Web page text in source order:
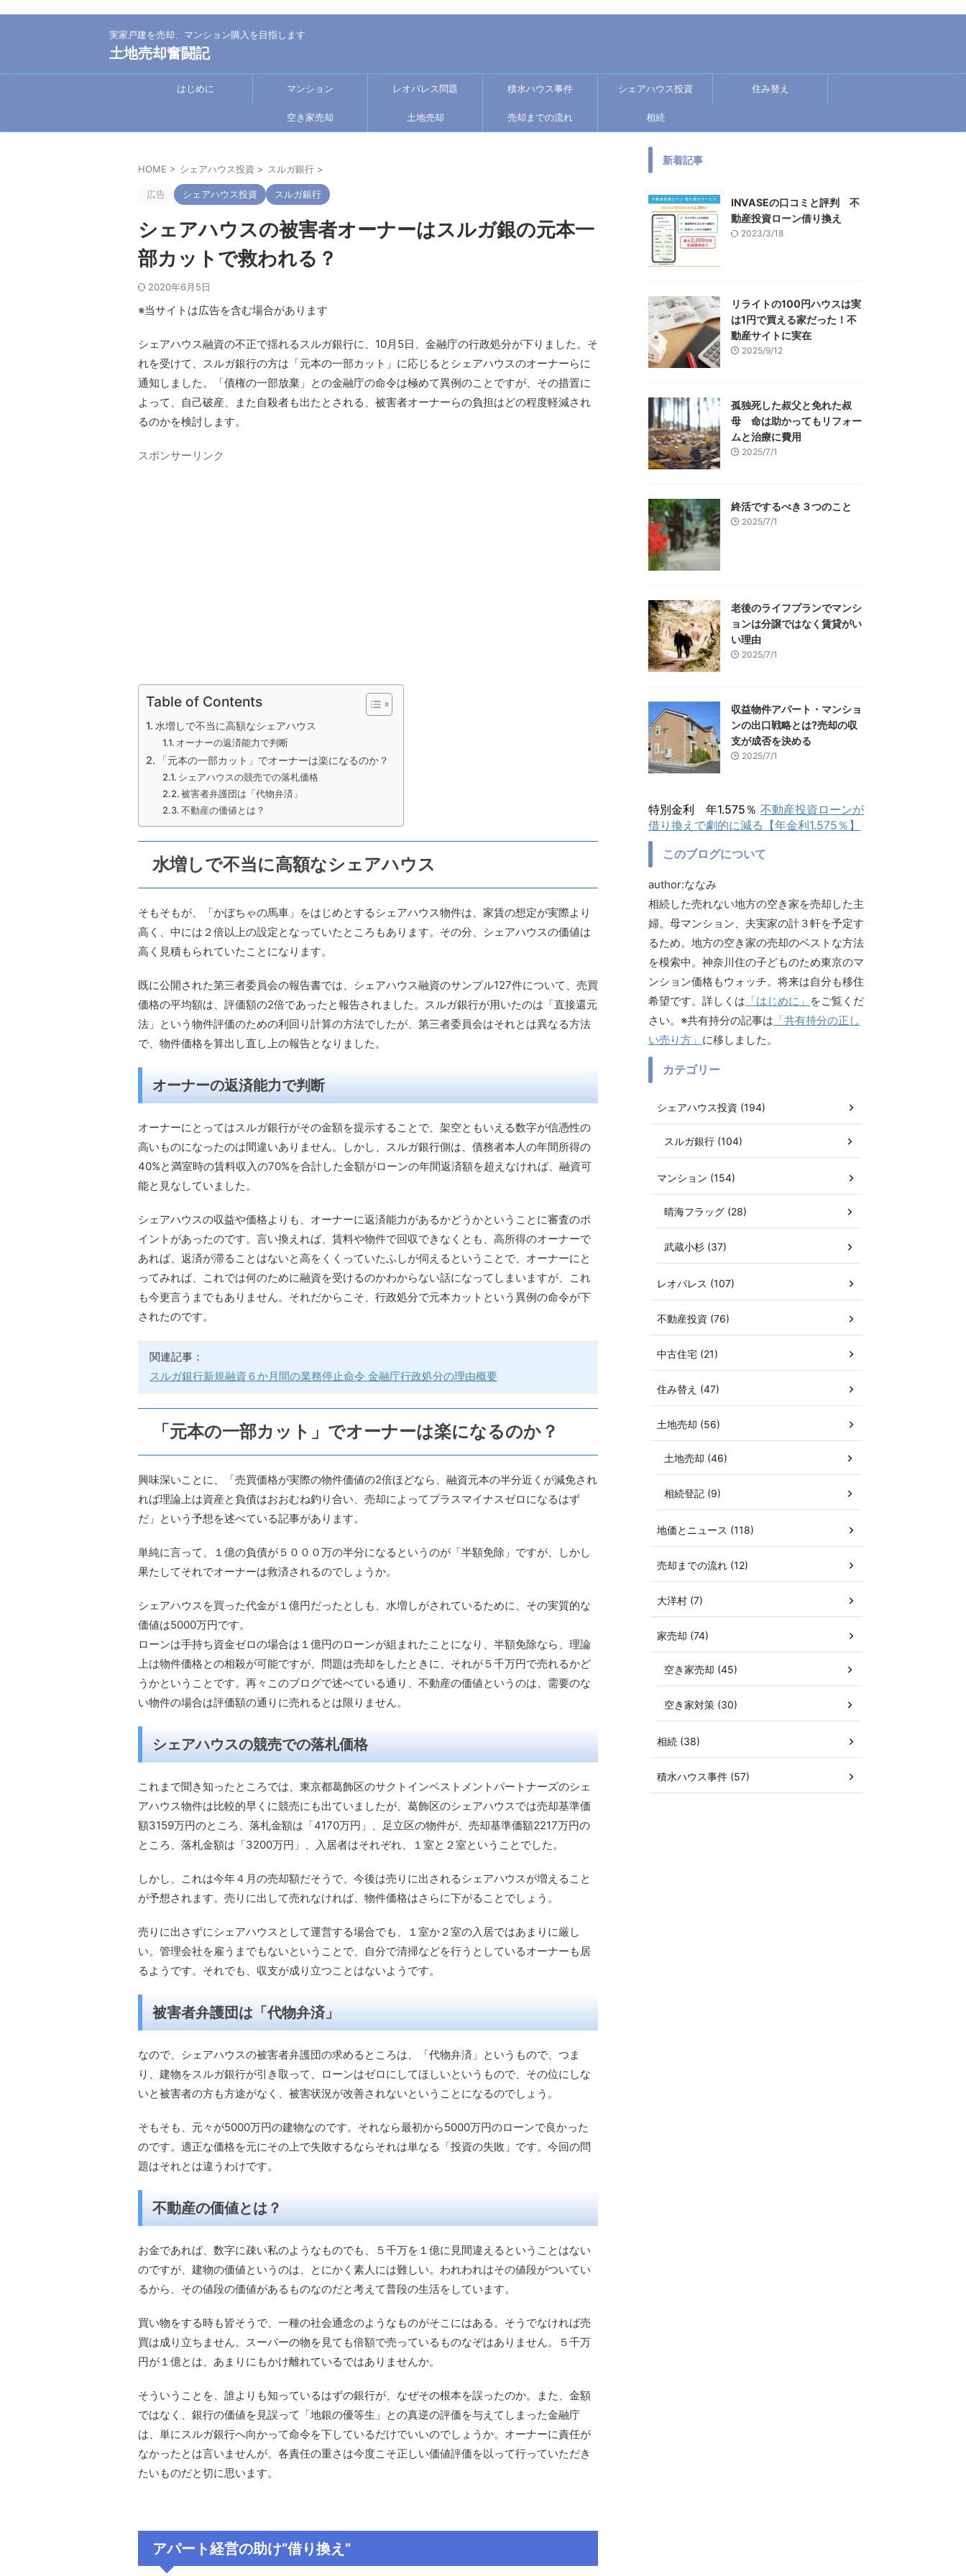
実家戸建を売却、マンション購入を目指します
土地売却奮闘記
はじめに マンション レオパレス問題 積水ハウス事件 シェアハウス投資 住み替え
空き家売却 土地売却 売却までの流れ 相続
HOME > シェアハウス投資 > スルガ銀行 >
広告 シェアハウス投資 スルガ銀行
シェアハウスの被害者オーナーはスルガ銀の元本一
部カットで救われる？
2020年6月5日
※当サイトは広告を含む場合があります
シェアハウス融資の不正で揺れるスルガ銀行に、10月5日、金融庁の行政処分が下りました。そ
れを受けて、スルガ銀行の方は「元本の一部カット」に応じるとシェアハウスのオーナーらに
通知しました。「債権の一部放棄」との金融庁の命令は極めて異例のことですが、その措置に
よって、自己破産、また自殺者も出たとされる、被害者オーナーらの負担はどの程度軽減され
るのかを検討します。
スポンサーリンク
Table of Contents
水増しで不当に高額なシェアハウス
オーナーの返済能力で判断
「元本の一部カット」でオーナーは楽になるのか？
シェアハウスの競売での落札価格
被害者弁護団は「代物弁済」
不動産の価値とは？
水増しで不当に高額なシェアハウス
そもそもが、「かぼちゃの馬車」をはじめとするシェアハウス物件は、家賃の想定が実際より
高く、中には２倍以上の設定となっていたところもあります。その分、シェアハウスの価値は
高く見積もられていたことになります。
既に公開された第三者委員会の報告書では、シェアハウス融資のサンプル127件について、売買
価格の平均額は、評価額の2倍であったと報告されました。スルガ銀行が用いたのは「直接還元
法」という物件評価のための利回り計算の方法でしたが、第三者委員会はそれとは異なる方法
で、物件価格を算出し直し上の報告となりました。
オーナーの返済能力で判断
オーナーにとってはスルガ銀行がその金額を提示することで、架空ともいえる数字が信憑性の
高いものになったのは間違いありません。しかし、スルガ銀行側は、債務者本人の年間所得の
40%と満室時の賃料収入の70%を合計した金額がローンの年間返済額を超えなければ、融資可
能と見なしていました。
シェアハウスの収益や価格よりも、オーナーに返済能力があるかどうかということに審査のポ
イントがあったのです。言い換えれば、賃料や物件で回収できなくとも、高所得のオーナーで
あれば、返済が滞ることはないと高をくくっていたふしが伺えるということで、オーナーにと
ってみれば、これでは何のために融資を受けるのかわからない話になってしまいますが、これ
も今更言うまでもありません。それだからこそ、行政処分で元本カットという異例の命令が下
されたのです。
関連記事：
スルガ銀行新規融資６か月間の業務停止命令 金融庁行政処分の理由概要
「元本の一部カット」でオーナーは楽になるのか？
興味深いことに、「売買価格が実際の物件価値の2倍ほどなら、融資元本の半分近くが減免され
れば理論上は資産と負債はおおむね釣り合い、売却によってプラスマイナスゼロになるはず
だ」という予想を述べている記事があります。
単純に言って、１億の負債が５０００万の半分になるというのが「半額免除」ですが、しかし
果たしてそれでオーナーは救済されるのでしょうか。
シェアハウスを買った代金が１億円だったとしも、水増しがされているために、その実質的な
価値は5000万円です。
ローンは手持ち資金ゼロの場合は１億円のローンが組まれたことになり、半額免除なら、理論
上は物件価格との相殺が可能ですが、問題は売却をしたときに、それが５千万円で売れるかど
うかということです。再々このブログで述べている通り、不動産の価値というのは、需要のな
い物件の場合は評価額の通りに売れるとは限りません。
シェアハウスの競売での落札価格
これまで聞き知ったところでは、東京都葛飾区のサクトインベストメントパートナーズのシェ
アハウス物件は比較的早くに競売にも出ていましたが、葛飾区のシェアハウスでは売却基準価
額3159万円のところ、落札金額は「4170万円」、足立区の物件が、売却基準価額2217万円の
ところ、落札金額は「3200万円」、入居者はそれぞれ、１室と２室ということでした。
しかし、これは今年４月の売却額だそうで、今後は売りに出されるシェアハウスが増えること
が予想されます。売りに出して売れなければ、物件価格はさらに下がることでしょう。
売りに出さずにシェアハウスとして運営する場合でも、１室か２室の入居ではあまりに厳し
い。管理会社を雇うまでもないということで、自分で清掃などを行うとしているオーナーも居
るようです。それでも、収支が成り立つことはないようです。
被害者弁護団は「代物弁済」
なので、シェアハウスの被害者弁護団の求めるところは、「代物弁済」というもので、つま
り、建物をスルガ銀行が引き取って、ローンはゼロにしてほしいというもので、その位にしな
いと被害者の方も方途がなく、被害状況が改善されないということになるのでしょう。
そもそも、元々が5000万円の建物なのです。それなら最初から5000万円のローンで良かった
のです。適正な価格を元にその上で失敗するならそれは単なる「投資の失敗」です。今回の問
題はそれとは違うわけです。
不動産の価値とは？
お金であれば、数字に疎い私のようなものでも、５千万を１億に見間違えるということはない
のですが、建物の価値というのは、とにかく素人には難しい。われわれはその値段がついてい
るから、その値段の価値があるものなのだと考えて普段の生活をしています。
買い物をする時も皆そうで、一種の社会通念のようなものがそこにはある。そうでなければ売
買は成り立ちません。スーパーの物を見ても倍額で売っているものなぞはありません。５千万
円が１億とは、あまりにもかけ離れているではありませんか。
そういうことを、誰よりも知っているはずの銀行が、なぜその根本を誤ったのか。また、金額
ではなく、銀行の価値を見誤って「地銀の優等生」との真逆の評価を与えてしまった金融庁
は、単にスルガ銀行へ向かって命令を下しているだけでいいのでしょうか。オーナーに責任が
なかったとは言いませんが、各責任の重さは今度こそ正しい価値評価を以って行っていただき
たいものだと切に思います。
アパート経営の助け”借り換え”
新着記事
INVASEの口コミと評判 不
動産投資ローン借り換え
2023/3/18
リライトの100円ハウスは実
は1円で買える家だった！不
動産サイトに実在
2025/9/12
孤独死した叔父と免れた叔
母 命は助かってもリフォー
ムと治療に費用
2025/7/1
終活でするべき３つのこと
2025/7/1
老後のライフプランでマンシ
ョンは分譲ではなく賃貸がい
い理由
2025/7/1
収益物件アパート・マンショ
ンの出口戦略とは?売却の収
支が成否を決める
2025/7/1
特別金利 年1.575％ 不動産投資ローンが
借り換えで劇的に減る【年金利1.575％】
このブログについて
author:ななみ
相続した売れない地方の空き家を売却した主
婦。母マンション、夫実家の計３軒を予定す
るため。地方の空き家の売却のベストな方法
を模索中。神奈川住の子どものため東京のマ
ンション価格もウォッチ。将来は自分も移住
希望です。詳しくは 「はじめに」 をご覧くだ
さい。※共有持分の記事は 「共有持分の正し
い売り方」 に移しました。
カテゴリー
シェアハウス投資 (194)
スルガ銀行 (104)
マンション (154)
晴海フラッグ (28)
武蔵小杉 (37)
レオパレス (107)
不動産投資 (76)
中古住宅 (21)
住み替え (47)
土地売却 (56)
土地売却 (46)
相続登記 (9)
地価とニュース (118)
売却までの流れ (12)
大洋村 (7)
家売却 (74)
空き家売却 (45)
空き家対策 (30)
相続 (38)
積水ハウス事件 (57)